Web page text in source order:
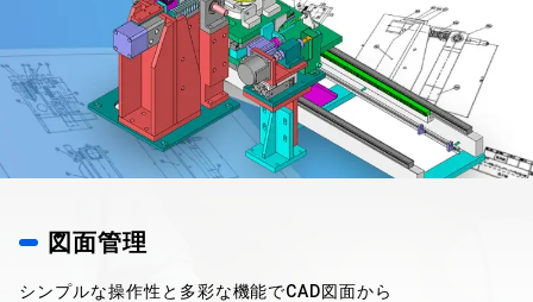
図面管理
シンプルな操作性と多彩な機能でCAD図面から